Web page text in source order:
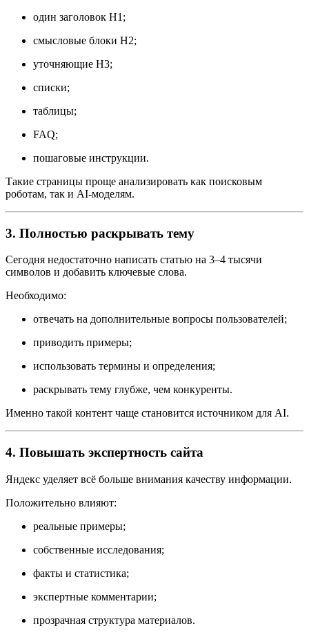
один заголовок H1;
смысловые блоки H2;
уточняющие H3;
списки;
таблицы;
FAQ;
пошаговые инструкции.
Такие страницы проще анализировать как поисковым
роботам, так и AI-моделям.
3. Полностью раскрывать тему
Сегодня недостаточно написать статью на 3–4 тысячи
символов и добавить ключевые слова.
Необходимо:
отвечать на дополнительные вопросы пользователей;
приводить примеры;
использовать термины и определения;
раскрывать тему глубже, чем конкуренты.
Именно такой контент чаще становится источником для AI.
4. Повышать экспертность сайта
Яндекс уделяет всё больше внимания качеству информации.
Положительно влияют:
реальные примеры;
собственные исследования;
факты и статистика;
экспертные комментарии;
прозрачная структура материалов.